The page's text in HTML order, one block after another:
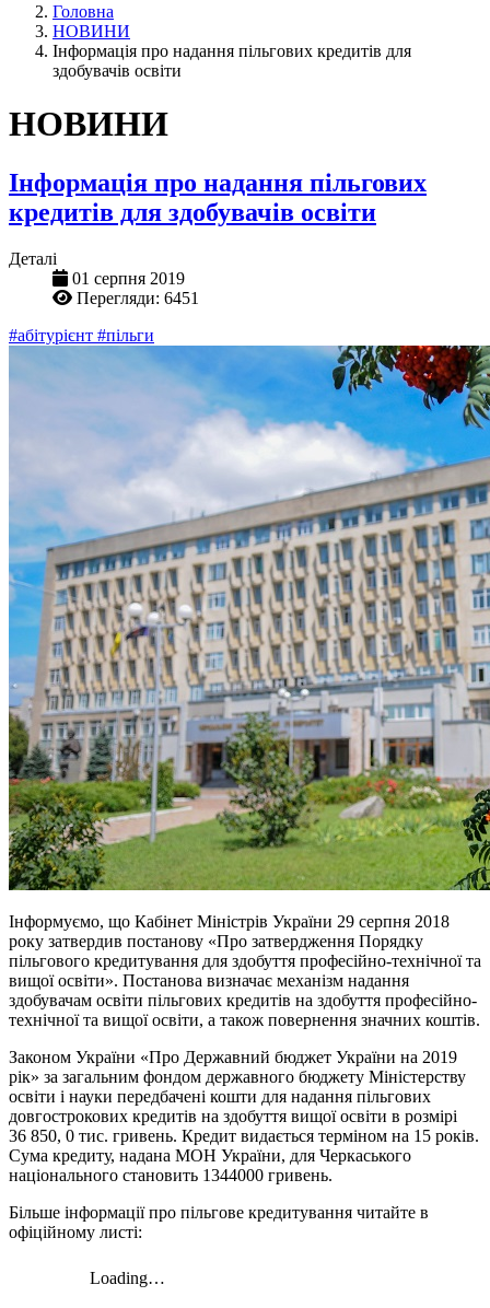
Головна
НОВИНИ
Інформація про надання пільгових кредитів для
здобувачів освіти
НОВИНИ
Інформація про надання пільгових
кредитів для здобувачів освіти
Деталі
01 серпня 2019
Перегляди: 6451
#абітурієнт #пільги
Інформуємо, що Кабінет Міністрів України 29 серпня 2018
року затвердив постанову «Про затвердження Порядку
пільгового кредитування для здобуття професійно-технічної та
вищої освіти». Постанова визначає механізм надання
здобувачам освіти пільгових кредитів на здобуття професійно-
технічної та вищої освіти, а також повернення значних коштів.
Законом України «Про Державний бюджет України на 2019
рік» за загальним фондом державного бюджету Міністерству
освіти і науки передбачені кошти для надання пільгових
довгострокових кредитів на здобуття вищої освіти в розмірі
36 850, 0 тис. гривень. Кредит видається терміном на 15 років.
Сума кредиту, надана МОН України, для Черкаського
національного становить 1344000 гривень.
Більше інформації про пільгове кредитування читайте в
офіційному листі: